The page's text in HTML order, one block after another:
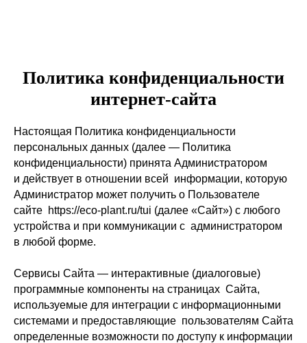
Политика конфиденциальности
интернет-сайта
Настоящая Политика конфиденциальности
персональных данных (далее — Политика
конфиденциальности) принята Администратором
и действует в отношении всей информации, которую
Администратор может получить о Пользователе
сайте https://eco-plant.ru/tui (далее «Сайт») с любого
устройства и при коммуникации с администратором
в любой форме.
Сервисы Сайта — интерактивные (диалоговые)
программные компоненты на страницах Сайта,
используемые для интеграции с информационными
системами и предоставляющие пользователям Сайта
определенные возможности по доступу к информации